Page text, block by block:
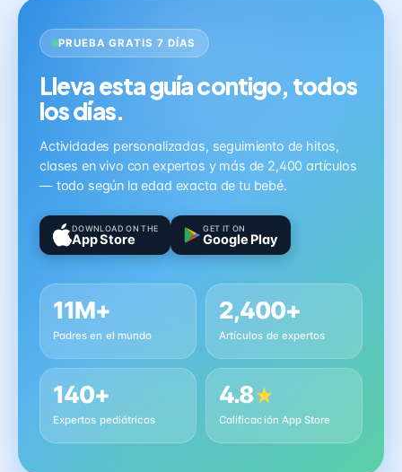
PRUEBA GRATIS 7 DÍAS
Lleva esta guía contigo, todos
los días.
Actividades personalizadas, seguimiento de hitos,
clases en vivo con expertos y más de 2,400 artículos
— todo según la edad exacta de tu bebé.
DOWNLOAD ON THE
App Store
GET IT ON
Google Play
11M+
Padres en el mundo
2,400+
Artículos de expertos
140+
Expertos pediátricos
4.8★
Calificación App Store